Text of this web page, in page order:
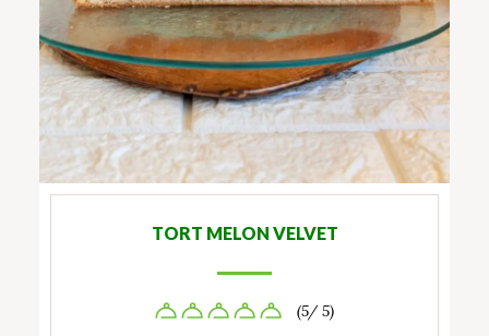
TORT MELON VELVET
(5/ 5)